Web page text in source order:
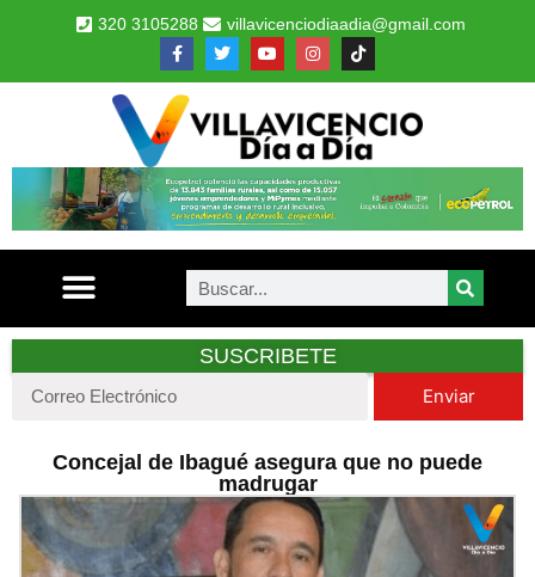
320 3105288 villavicenciodiaadia@gmail.com
SUSCRIBETE
Enviar
Concejal de Ibagué asegura que no puede
madrugar